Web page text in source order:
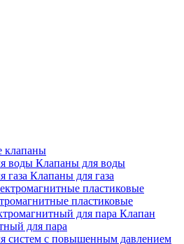
клапаны
Клапаны для воды
Клапаны для газа
пластиковые
Клапан
для пара